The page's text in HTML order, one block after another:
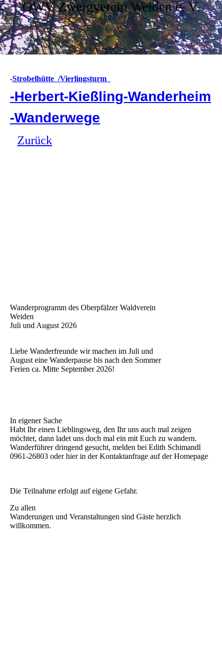
OWV Zweigverein Weiden e. V.
-Strobelhütte /Vierlingsturm
-Herbert-Kießling-Wanderheim
-Wanderwege
Zurück
Wanderprogramm des Oberpfälzer Waldverein
Weiden
Juli und August 2026
Liebe Wanderfreunde wir machen im Juli und
August eine Wanderpause bis nach den Sommer
Ferien ca. Mitte September 2026!
In eigener Sache
Habt Ihr einen Lieblingsweg, den Ihr uns auch mal zeigen
möchtet, dann ladet uns doch mal ein mit Euch zu wandern.
Wanderführer dringend gesucht, melden bei Edith Schimandl
0961-26803 oder hier in der Kontaktanfrage auf der Homepage
Die Teilnahme erfolgt auf eigene Gefahr.
Zu allen
Wanderungen und Veranstaltungen sind Gäste herzlich
willkommen.